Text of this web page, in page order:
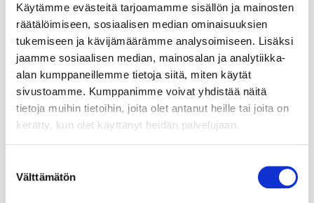
Käytämme evästeitä tarjoamamme sisällön ja mainosten
räätälöimiseen, sosiaalisen median ominaisuuksien
tukemiseen ja kävijämäärämme analysoimiseen. Lisäksi
jaamme sosiaalisen median, mainosalan ja analytiikka-
alan kumppaneillemme tietoja siitä, miten käytät
sivustoamme. Kumppanimme voivat yhdistää näitä
tietoja muihin tietoihin, joita olet antanut heille tai joita on
kerätty, kun olet käyttänyt heidän palvelujaan.
valinta
Välttämätön